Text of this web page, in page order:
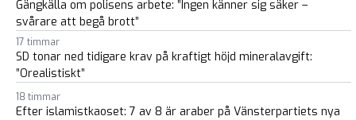
Gängkälla om polisens arbete: ”Ingen känner sig säker –
svårare att begå brott”
17 timmar
SD tonar ned tidigare krav på kraftigt höjd mineralavgift:
”Orealistiskt”
18 timmar
Efter islamistkaoset: 7 av 8 är araber på Vänsterpartiets nya